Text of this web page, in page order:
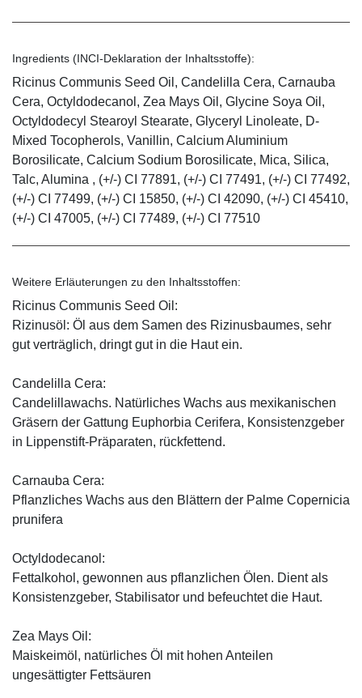
Ingredients (INCI-Deklaration der Inhaltsstoffe):
Ricinus Communis Seed Oil, Candelilla Cera, Carnauba
Cera, Octyldodecanol, Zea Mays Oil, Glycine Soya Oil,
Octyldodecyl Stearoyl Stearate, Glyceryl Linoleate, D-
Mixed Tocopherols, Vanillin, Calcium Aluminium
Borosilicate, Calcium Sodium Borosilicate, Mica, Silica,
Talc, Alumina , (+/-) CI 77891, (+/-) CI 77491, (+/-) CI 77492,
(+/-) CI 77499, (+/-) CI 15850, (+/-) CI 42090, (+/-) CI 45410,
(+/-) CI 47005, (+/-) CI 77489, (+/-) CI 77510
Weitere Erläuterungen zu den Inhaltsstoffen:
Ricinus Communis Seed Oil:
Rizinusöl: Öl aus dem Samen des Rizinusbaumes, sehr
gut verträglich, dringt gut in die Haut ein.
Candelilla Cera:
Candelillawachs. Natürliches Wachs aus mexikanischen
Gräsern der Gattung Euphorbia Cerifera, Konsistenzgeber
in Lippenstift-Präparaten, rückfettend.
Carnauba Cera:
Pflanzliches Wachs aus den Blättern der Palme Copernicia
prunifera
Octyldodecanol:
Fettalkohol, gewonnen aus pflanzlichen Ölen. Dient als
Konsistenzgeber, Stabilisator und befeuchtet die Haut.
Zea Mays Oil:
Maiskeimöl, natürliches Öl mit hohen Anteilen
ungesättigter Fettsäuren